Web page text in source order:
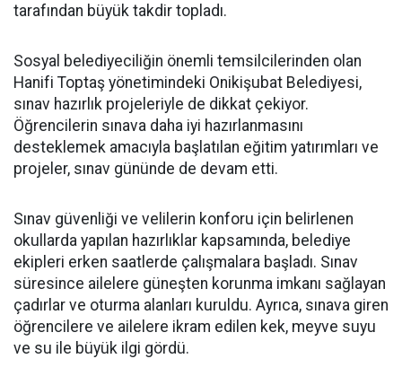
tarafından büyük takdir topladı.
Sosyal belediyeciliğin önemli temsilcilerinden olan
Hanifi Toptaş yönetimindeki Onikişubat Belediyesi,
sınav hazırlık projeleriyle de dikkat çekiyor.
Öğrencilerin sınava daha iyi hazırlanmasını
desteklemek amacıyla başlatılan eğitim yatırımları ve
projeler, sınav gününde de devam etti.
Sınav güvenliği ve velilerin konforu için belirlenen
okullarda yapılan hazırlıklar kapsamında, belediye
ekipleri erken saatlerde çalışmalara başladı. Sınav
süresince ailelere güneşten korunma imkanı sağlayan
çadırlar ve oturma alanları kuruldu. Ayrıca, sınava giren
öğrencilere ve ailelere ikram edilen kek, meyve suyu
ve su ile büyük ilgi gördü.